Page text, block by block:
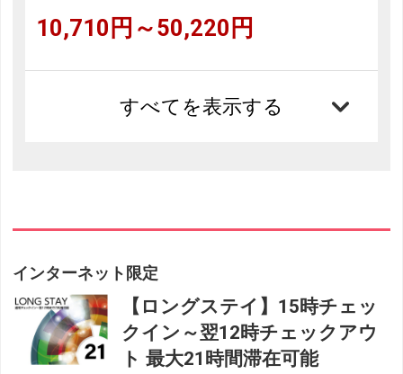
10,710円～50,220円
すべてを表示する
インターネット限定
【ロングステイ】15時チェッ
クイン～翌12時チェックアウ
ト 最大21時間滞在可能